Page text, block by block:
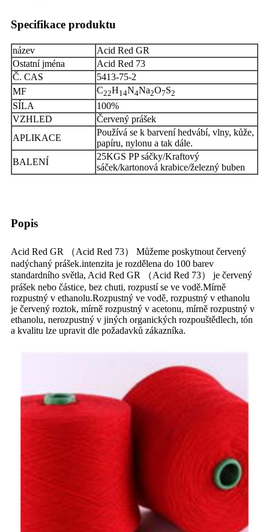
Specifikace produktu
název
Acid Red GR
Ostatní jména
Acid Red 73
Č. CAS
5413-75-2
MF
C22H14N4Na2O7S2
SÍLA
100%
VZHLED
Červený prášek
APLIKACE
Používá se k barvení hedvábí, vlny, kůže,
papíru, nylonu a tak dále.
BALENÍ
25KGS PP sáčky/Kraftový
sáček/kartonová krabice/železný buben
Popis
Acid Red GR （Acid Red 73） Můžeme poskytnout červený
nadýchaný prášek.intenzita je rozdělena do 100 barev
standardního světla, Acid Red GR （Acid Red 73） je červený
prášek nebo částice, bez chuti, rozpustí se ve vodě.Mírně
rozpustný v ethanolu.Rozpustný ve vodě, rozpustný v ethanolu
je červený roztok, mírně rozpustný v acetonu, mírně rozpustný v
ethanolu, nerozpustný v jiných organických rozpouštědlech, tón
a kvalitu lze upravit dle požadavků zákazníka.